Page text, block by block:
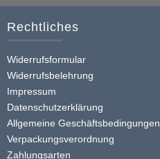
Rechtliches
Widerrufsformular
Widerrufsbelehrung
Impressum
Datenschutzerklärung
Allgemeine Geschäftsbedingungen
Verpackungsverordnung
Zahlungsarten